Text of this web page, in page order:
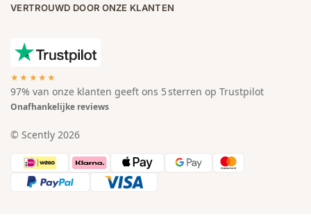
VERTROUWD DOOR ONZE KLANTEN
★★★★★
97% van onze klanten geeft ons 5 sterren op Trustpilot
Onafhankelijke reviews
© Scently 2026